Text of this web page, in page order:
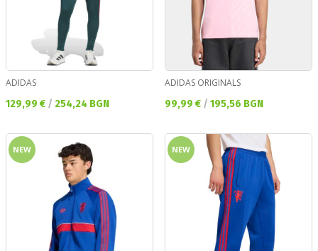
ADIDAS
Текуща цена:
129,99 € / 254,24 BGN
ADIDAS ORIGINALS
Текуща цена:
99,99 € / 195,56 BGN
NEW NEW